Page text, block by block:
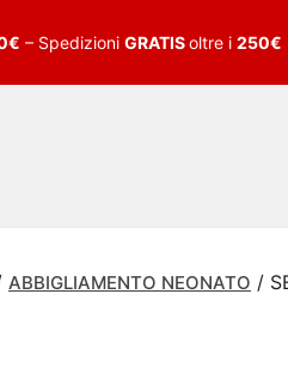
– Spedizioni GRATISoltre i 250€
c
ABBIGLIAMENTO NEONATO /